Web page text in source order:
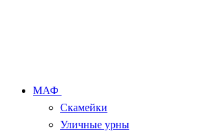
МАФ
Скамейки
Уличные урны